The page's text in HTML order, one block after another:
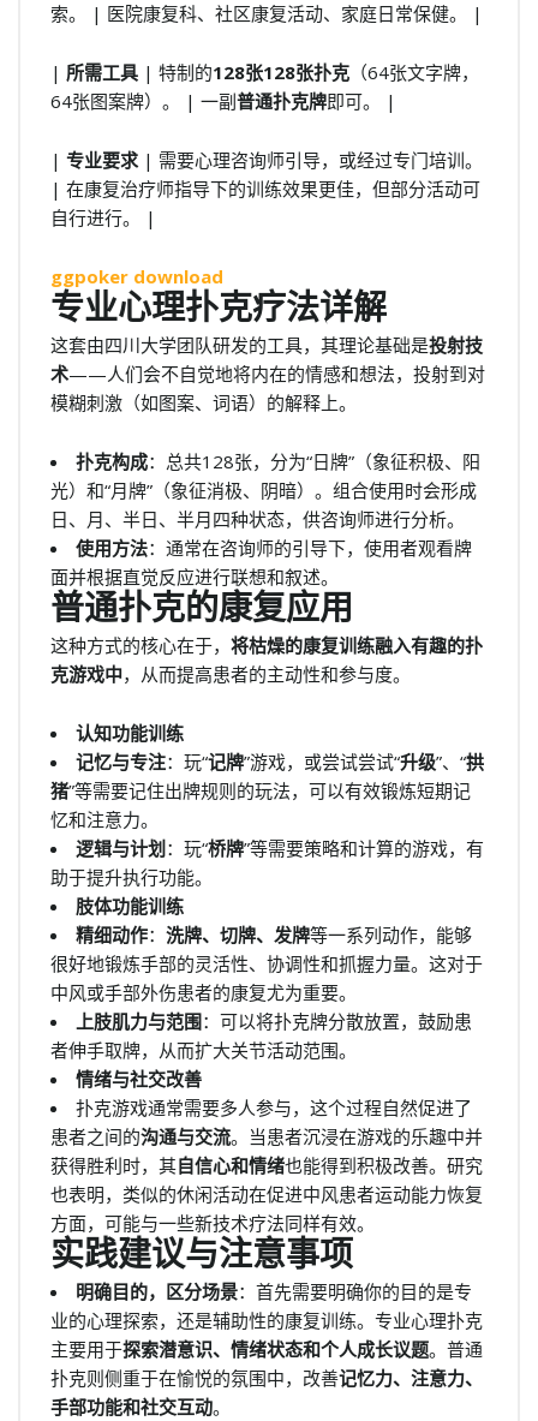
索。 | 医院康复科、社区康复活动、家庭日常保健。 |
| 所需工具 | 特制的128张128张扑克 （64张文字牌，
64张图案牌）。 | 一副普通扑克牌即可。 |
| 专业要求| 需要心理咨询师引导，或经过专门培训。
| 在康复治疗师指导下的训练效果更佳，但部分活动可
自行进行。 |
ggpoker download
专业心理扑克疗法详解
这套由四川大学团队研发的工具，其理论基础是投射技
术——人们会不自觉地将内在的情感和想法，投射到对
模糊刺激（如图案、词语）的解释上。
扑克构成：总共128张，分为“日牌”（象征积极、阳
光）和“月牌”（象征消极、阴暗）。组合使用时会形成
日、月、半日、半月四种状态，供咨询师进行分析。
使用方法：通常在咨询师的引导下，使用者观看牌
面并根据直觉反应进行联想和叙述。
普通扑克的康复应用
这种方式的核心在于， 将枯燥的康复训练融入有趣的扑
克游戏中，从而提高患者的主动性和参与度。
认知功能训练
记忆与专注：玩“记牌”游戏，或尝试尝试“升级”、“拱
猪”等需要记住出牌规则的玩法，可以有效锻炼短期记
忆和注意力。
逻辑与计划 ：玩“桥牌”等需要策略和计算的游戏，有
助于提升执行功能。
肢体功能训练
精细动作： 洗牌、切牌、发牌等一系列动作，能够
很好地锻炼手部的灵活性、协调性和抓握力量。这对于
中风或手部外伤患者的康复尤为重要。
上肢肌力与范围：可以将扑克牌分散放置，鼓励患
者伸手取牌，从而扩大关节活动范围。
情绪与社交改善
扑克游戏通常需要多人参与，这个过程自然促进了
患者之间的沟通与交流。当患者沉浸在游戏的乐趣中并
获得胜利时，其自信心和情绪也能得到积极改善。研究
也表明，类似的休闲活动在促进中风患者运动能力恢复
方面，可能与一些新技术疗法同样有效。
实践建议与注意事项
明确目的，区分场景：首先需要明确你的目的是专
业的心理探索，还是辅助性的康复训练。专业心理扑克
主要用于探索潜意识、情绪状态和个人成长议题。普通
扑克则侧重于在愉悦的氛围中，改善记忆力、注意力、
手部功能和社交互动。